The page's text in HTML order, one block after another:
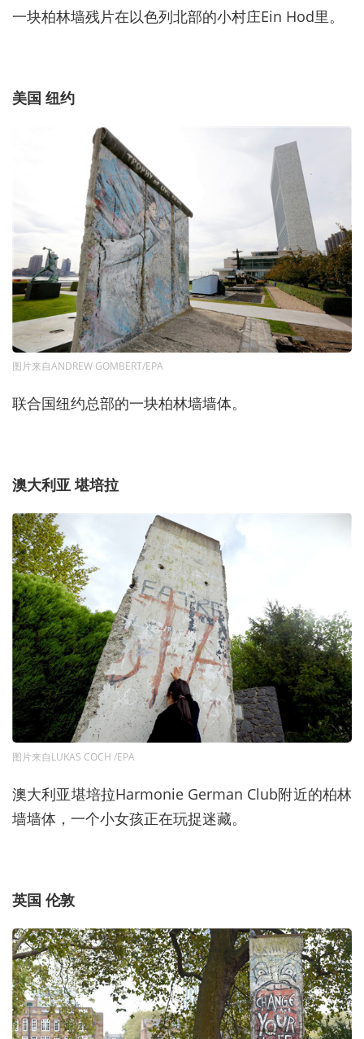
一块柏林墙残片在以色列北部的小村庄Ein Hod里。
美国 纽约
图片来自ANDREW GOMBERT/EPA
联合国纽约总部的一块柏林墙墙体。
澳大利亚 堪培拉
图片来自LUKAS COCH /EPA
澳大利亚堪培拉Harmonie German Club附近的柏林
墙墙体，一个小女孩正在玩捉迷藏。
英国 伦敦